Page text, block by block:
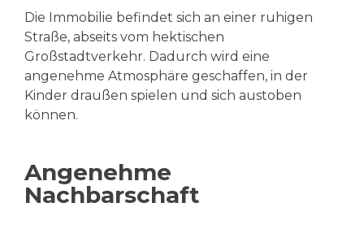
Die Immobilie befindet sich an einer ruhigen
Straße, abseits vom hektischen
Großstadtverkehr. Dadurch wird eine
angenehme Atmosphäre geschaffen, in der
Kinder draußen spielen und sich austoben
können.
Angenehme
Nachbarschaft